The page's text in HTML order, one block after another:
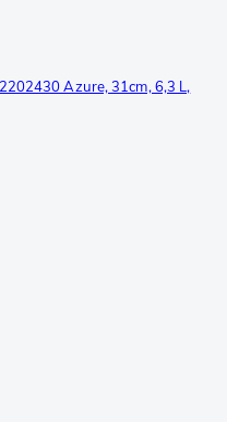
Azure, 31cm, 6,3 L,